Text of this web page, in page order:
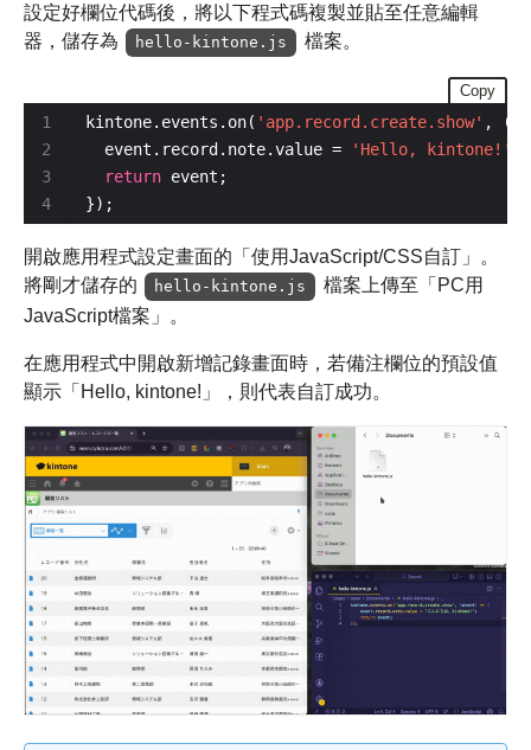
設定好欄位代碼後，將以下程式碼複製並貼至任意編輯
器，儲存為
hello-kintone.js 檔案。
Copy
3
4
kintone.events.on( 'app.record.create.show'
  event.record.note.value =
'Hello, kintone!'
return
});
開啟應用程式設定畫面的「使用JavaScript/CSS自訂」。
將剛才儲存的
hello-kintone.js
檔案上傳至「PC用
JavaScript檔案」。
在應用程式中開啟新增記錄畫面時，若備注欄位的預設值
顯示「Hello, kintone!」，則代表自訂成功。